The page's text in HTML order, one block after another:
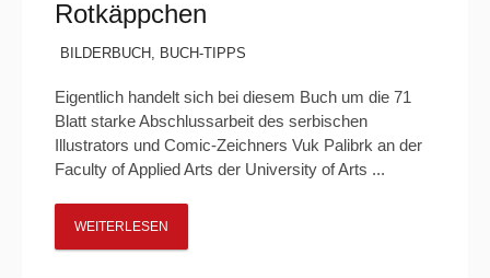
Rotkäppchen
BILDERBUCH , BUCH-TIPPS
Eigentlich handelt sich bei diesem Buch um die 71
Blatt starke Abschlussarbeit des serbischen
Illustrators und Comic-Zeichners Vuk Palibrk an der
Faculty of Applied Arts der University of Arts ...
WEITERLESEN